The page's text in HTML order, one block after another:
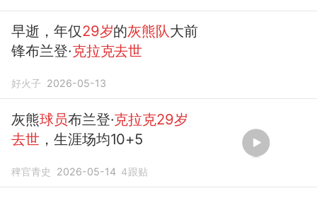
早逝，年仅29岁的灰熊队大前
锋布兰登·克拉克去世
好火子 2026-05-13
灰熊球员布兰登·克拉克29岁
去世 ，生涯场均10+5
稗官青史 2026-05-14 4跟贴